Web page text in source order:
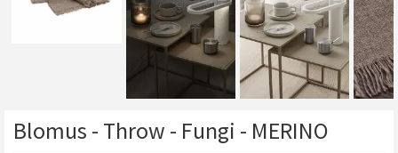
Blomus - Throw - Fungi - MERINO